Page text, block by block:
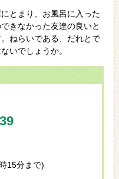
とまり、お風呂に入った
きなかった友達の良いと
ねらいである、だれとで
いでしょうか。
15分まで)